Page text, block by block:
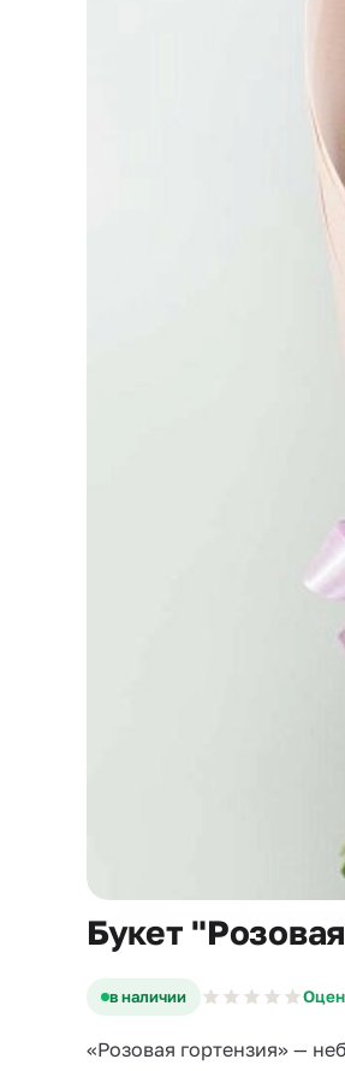
Букет
в наличии
«Розовая гортензия» —